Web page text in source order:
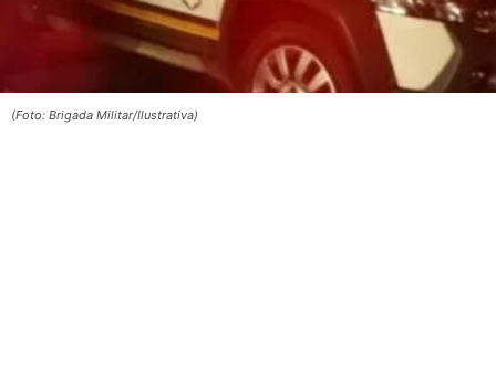
(Foto: Brigada Militar/Ilustrativa)